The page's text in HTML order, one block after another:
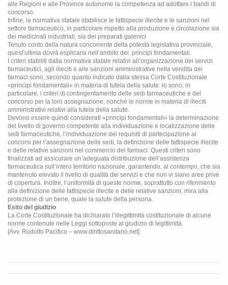
alle Regioni e alle Province autonome la competenza ad adottare i bandi di
concorso.
Infine, la normativa statale stabilisce le fattispecie illecite e le sanzioni nel
settore farmaceutico, in particolare rispetto alla produzione e circolazione sia
dei medicinali industriali, sia dei preparati galenici
Tenuto conto della natura concorrente della potestà legislativa provinciale,
quest’ultima dovrà esplicarsi nell’ambito dei principi fondamentali.
I criteri stabiliti dalla normativa statale relativi all’organizzazione dei servizi
farmaceutici, agli illeciti e alle sanzioni amministrative nella vendita dei
farmaci sono, secondo quanto indicato dalla stessa Corte Costituzionale
«principi fondamentali» in materia di tutela della salute: lo sono, in
particolare, i criteri di contingentamento delle sedi farmaceutiche e del
concorso per la loro assegnazione, nonché le norme in materia di illeciti
amministrativi relativi alla tutela della salute.
Devono essere quindi considerati «principi fondamentali» la determinazione
del livello di governo competente alla individuazione e localizzazione delle
sedi farmaceutiche, l’individuazione dei requisiti di partecipazione ai
concorsi per l’assegnazione delle sedi, la definizione delle fattispecie illecite
e delle relative sanzioni nel commercio dei farmaci. Questi criteri sono
finalizzati ad assicurare un’adeguata distribuzione dell’assistenza
farmaceutica sull’intero territorio nazionale, garantendo, al contempo, che sia
mantenuto elevato il livello di qualità dei servizi e che non vi siano aree prive
di copertura. Inoltre, l’uniformità di queste norme, soprattutto con riferimento
alla definizione delle fattispecie illecite e delle relative sanzioni, mira alla
protezione di un bene, quale la salute della persona.
Esito del giudizio
La Corte Costituzionale ha dichiarato l’illegittimità costituzionale di alcune
norme contenute nelle Leggi sottoposte al giudizio di legittimità.
[Avv. Rodolfo Pacifico – www.dirittosanitario.net]